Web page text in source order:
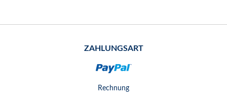
ZAHLUNGSART
Rechnung